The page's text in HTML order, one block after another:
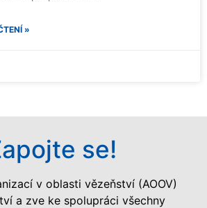
»
se!
v oblasti vězeňství (AOOV)
a zve ke spolupráci všechny